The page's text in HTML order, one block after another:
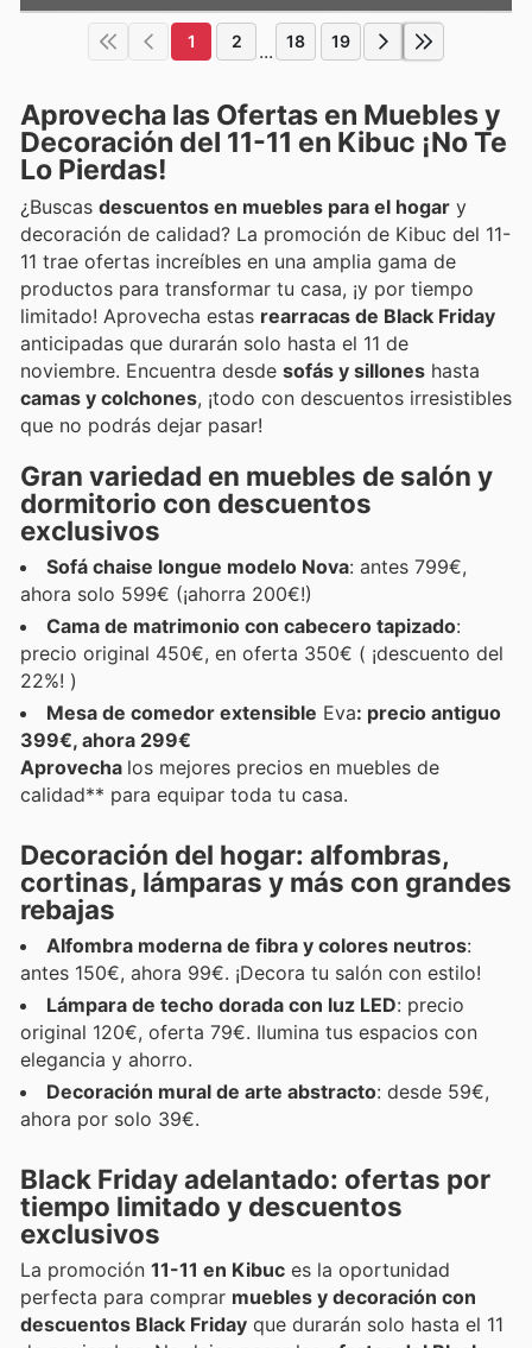
1 2 ... 18 19
Aprovecha las Ofertas en Muebles y
Decoración del 11-11 en Kibuc ¡No Te
Lo Pierdas!
¿Buscas descuentos en muebles para el hogar y
decoración de calidad? La promoción de Kibuc del 11-
11 trae ofertas increíbles en una amplia gama de
productos para transformar tu casa, ¡y por tiempo
limitado! Aprovecha estas rearracas de Black Friday
anticipadas que durarán solo hasta el 11 de
noviembre. Encuentra desde sofás y sillones hasta
camas y colchones, ¡todo con descuentos irresistibles
que no podrás dejar pasar!
Gran variedad en muebles de salón y
dormitorio con descuentos
exclusivos
Sofá chaise longue modelo Nova: antes 799€,
ahora solo 599€ (¡ahorra 200€!)
Cama de matrimonio con cabecero tapizado:
precio original 450€, en oferta 350€ ( ¡descuento del
22%! )
Mesa de comedor extensible Eva: precio antiguo
399€, ahora 299€
Aprovecha los mejores precios en muebles de
calidad** para equipar toda tu casa.
Decoración del hogar: alfombras,
cortinas, lámparas y más con grandes
rebajas
Alfombra moderna de fibra y colores neutros:
antes 150€, ahora 99€. ¡Decora tu salón con estilo!
Lámpara de techo dorada con luz LED: precio
original 120€, oferta 79€. Ilumina tus espacios con
elegancia y ahorro.
Decoración mural de arte abstracto: desde 59€,
ahora por solo 39€.
Black Friday adelantado: ofertas por
tiempo limitado y descuentos
exclusivos
La promoción 11-11 en Kibuc es la oportunidad
perfecta para comprar muebles y decoración con
descuentos Black Friday que durarán solo hasta el 11